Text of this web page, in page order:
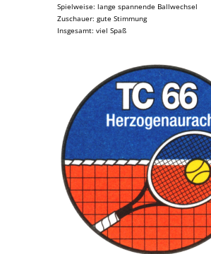
Spielweise: lange spannende Ballwechsel
Zuschauer: gute Stimmung
Insgesamt: viel Spaß